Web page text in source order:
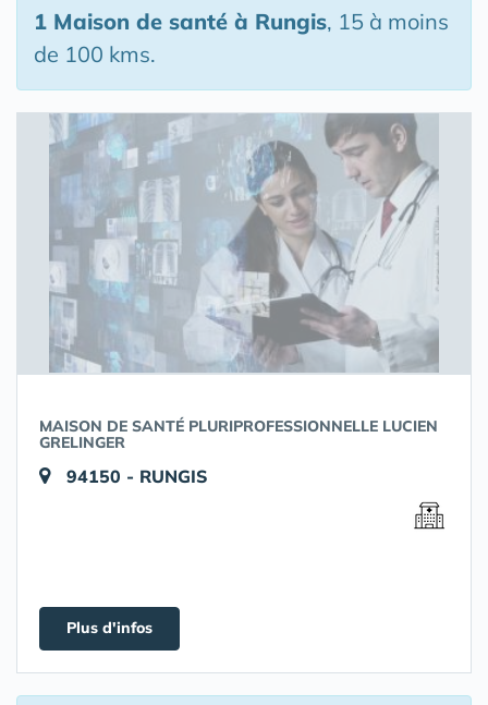
1 Maison de santé à Rungis, 15 à moins
de 100 kms.
MAISON DE SANTÉ PLURIPROFESSIONNELLE LUCIEN
GRELINGER
94150 - RUNGIS
Plus d'infos